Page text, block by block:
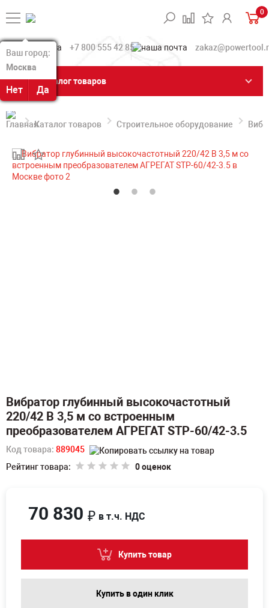
Ваш город:
Москва
Нет Да
Ваш город:
Москва
Нет Да
0
+7 800 555 42 85
Каталог товаров
Каталог товаров Строительное оборудование
Вибратор глубинный высокочастотный
220/42 В 3,5 м со встроенным
преобразователем АГРЕГАТ STP-60/42-3.5
Код товара: 889045
Рейтинг товара:
0 оценок
70 830 ₽ в т.ч. НДС
Купить товар
Купить в один клик